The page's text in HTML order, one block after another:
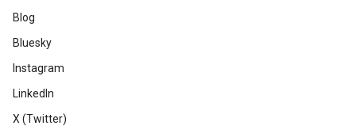
Blog
Bluesky
Instagram
LinkedIn
X (Twitter)